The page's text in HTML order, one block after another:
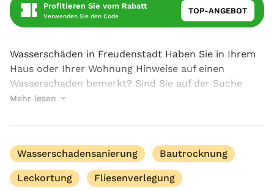
Profitieren Sie vom Rabatt
Verwenden Sie den Code
TOP-ANGEBOT
Wasserschäden in Freudenstadt Haben Sie in Ihrem
Haus oder Ihrer Wohnung Hinweise auf einen
Wasserschaden bemerkt? Sind Sie auf der Suche
nach einem zuverlässigen Ansprechpartner, der
Mehr lesen
Wasserschadensanierung Bautrocknung
Leckortung Fliesenverlegung